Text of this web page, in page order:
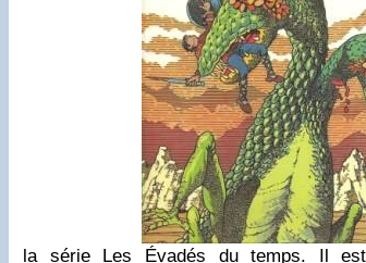
la série Les Évadés du temps. Il